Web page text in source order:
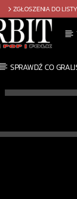
ZGŁOSZENIA DO
SPRAWDŹ CO